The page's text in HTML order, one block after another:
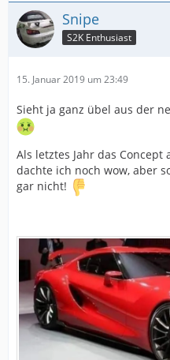
Snipe
S2K Enthusiast
15. Januar 2019 um 23:49
Sieht ja ganz übel aus der
Als letztes Jahr das
dachte ich noch wow, aber
gar nicht!